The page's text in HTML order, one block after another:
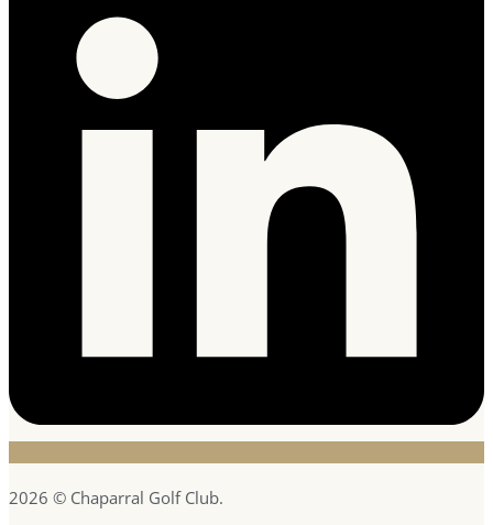
2026 © Chaparral Golf Club.